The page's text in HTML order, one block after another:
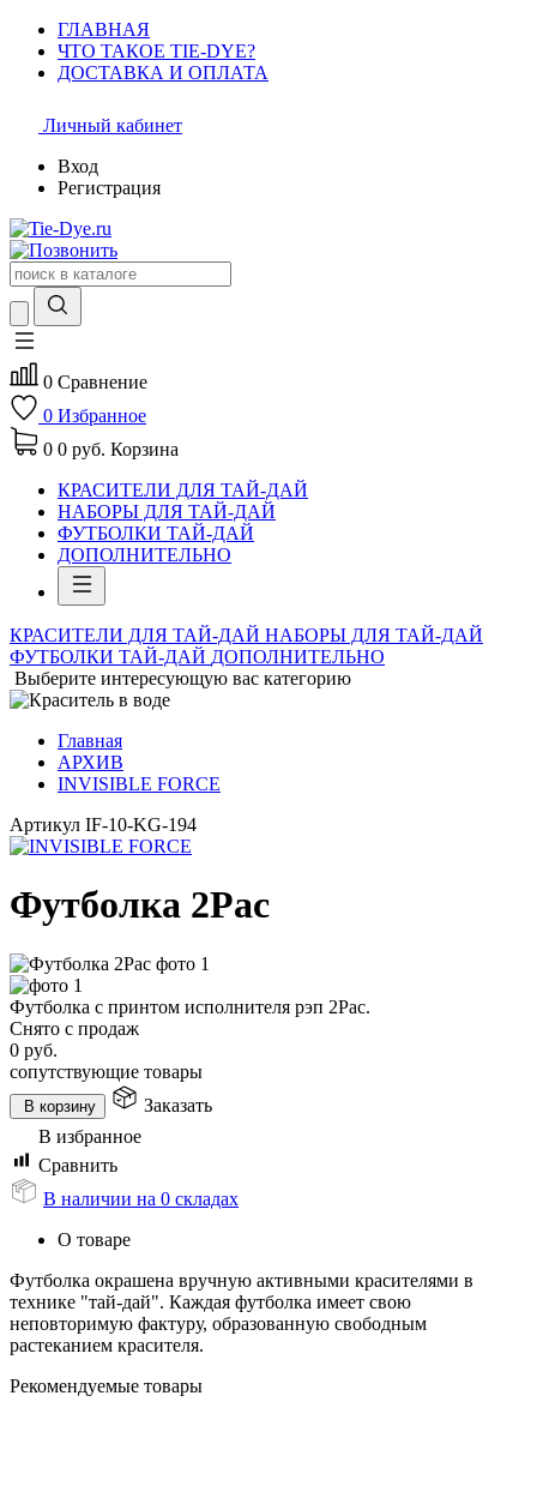
ГЛАВНАЯ
ЧТО ТАКОЕ TIE-DYE?
ДОСТАВКА И ОПЛАТА
Личный кабинет
Вход
Регистрация
0 Сравнение
0 Избранное
0 0 руб. Корзина
КРАСИТЕЛИ ДЛЯ ТАЙ-ДАЙ
НАБОРЫ ДЛЯ ТАЙ-ДАЙ
ФУТБОЛКИ ТАЙ-ДАЙ
ДОПОЛНИТЕЛЬНО
КРАСИТЕЛИ ДЛЯ ТАЙ-ДАЙ НАБОРЫ ДЛЯ ТАЙ-ДАЙ
ФУТБОЛКИ ТАЙ-ДАЙ ДОПОЛНИТЕЛЬНО
Выберите интересующую вас категорию
Главная
АРХИВ
INVISIBLE FORCE
Артикул IF-10-KG-194
Футболка 2Pac
Футболка с принтом исполнителя рэп 2Pac.
Снято с продаж
0 руб.
сопутствующие товары
В корзину
Заказать
В избранное
Сравнить
В наличии на 0 складах
О товаре
Футболка окрашена вручную активными красителями в
технике "тай-дай". Каждая футболка имеет свою
неповторимую фактуру, образованную свободным
растеканием красителя.
Рекомендуемые товары